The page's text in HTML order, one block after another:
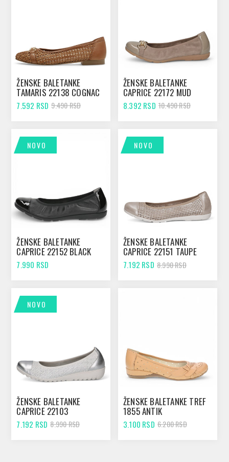
ŽENSKE BALETANKE
TAMARIS 22138 COGNAC
7.592 RSD 9.490 RSD
ŽENSKE BALETANKE
CAPRICE 22172 MUD
COMB
8.392 RSD 10.490 RSD
NOVO
ŽENSKE BALETANKE
CAPRICE 22152 BLACK
COMB
7.990 RSD
NOVO
ŽENSKE BALETANKE
CAPRICE 22151 TAUPE
METALLIC
7.192 RSD 8.990 RSD
NOVO
ŽENSKE BALETANKE
CAPRICE 22103
WHITE/SILVER
7.192 RSD 8.990 RSD
ŽENSKE BALETANKE TREF
1855 ANTIK
3.100 RSD 6.200 RSD